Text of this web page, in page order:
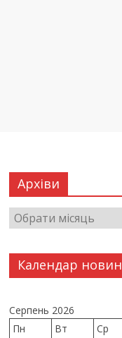
Архіви
Календар новин
Серпень 2026
Пн
Вт Ср